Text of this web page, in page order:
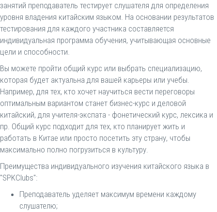
занятий преподаватель тестирует слушателя для определения
уровня владения китайским языком. На основании результатов
тестирования для каждого участника составляется
индивидуальная программа обучения, учитывающая основные
цели и способности.
Вы можете пройти общий курс или выбрать специализацию,
которая будет актуальна для вашей карьеры или учебы.
Например, для тех, кто хочет научиться вести переговоры
оптимальным вариантом станет бизнес-курс и деловой
китайский, для учителя-экспата - фонетический курс, лексика и
пр. Общий курс подходит для тех, кто планирует жить и
работать в Китае или просто посетить эту страну, чтобы
максимально полно погрузиться в культуру.
Преимущества индивидуального изучения китайского языка в
"SPKClubs":
Преподаватель уделяет максимум времени каждому
слушателю;